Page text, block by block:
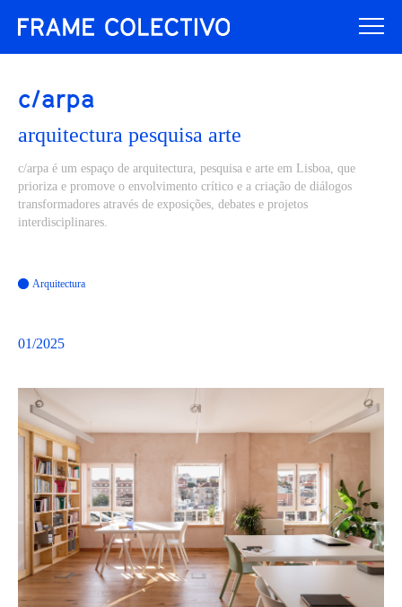
c/arpa
arquitectura pesquisa arte
c/arpa é um espaço de arquitectura, pesquisa e arte em Lisboa, que
prioriza e promove o envolvimento crítico e a criação de diálogos
transformadores através de exposições, debates e projetos
interdisciplinares.
Arquitectura
01/2025